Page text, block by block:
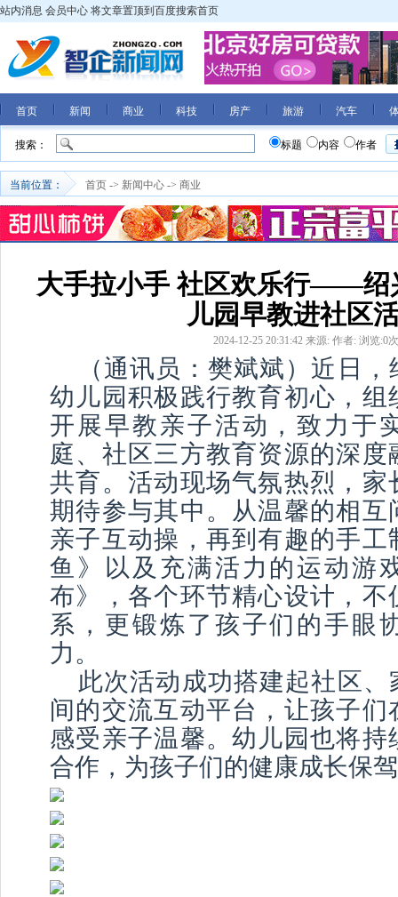
站内消息 会员中心 将文章置顶到百度搜索首页
首页 新闻 商业 科技 房产 旅游 汽车
搜索： 标题 内容 作者
当前位置： 首页 -> 新闻中心 -> 商业
大手拉小手 社区欢乐行——绍
儿园早教进社区
2024-12-25 20:31:42 来源: 作者: 浏览:0
（通讯员：樊斌斌）近日
幼儿园积极践行教育初心，
开展早教亲子活动，致力于
庭、社区三方教育资源的深
共育。活动现场气氛热烈，
期待参与其中。从温馨的相
亲子互动操，再到有趣的手
鱼》以及充满活力的运动游
布》，各个环节精心设计，
系，更锻炼了孩子们的手眼
力。
此次活动成功搭建起社区
间的交流互动平台，让孩子
感受亲子温馨。幼儿园也将
合作，为孩子们的健康成长保